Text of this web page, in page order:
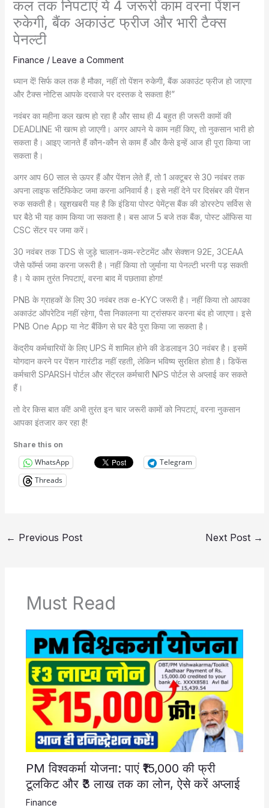
कल तक निपटाएं ये 4 जरूरी काम वरना पेंशन
रुकेगी, बैंक अकाउंट फ्रीज और भारी टैक्स
पेनल्टी
Finance / Leave a Comment
ध्यान दें! सिर्फ कल तक है मौका, नहीं तो पेंशन रुकेगी, बैंक अकाउंट फ्रीज हो जाएगा
और टैक्स नोटिस आपके दरवाजे पर दस्तक दे सकता है!”
नवंबर का महीना कल खत्म हो रहा है और साथ ही 4 बहुत ही जरूरी कामों की
DEADLINE भी खत्म हो जाएगी। अगर आपने ये काम नहीं किए, तो नुकसान भारी हो
सकता है। आइए जानते हैं कौन-कौन से काम हैं और कैसे इन्हें आज ही पूरा किया जा
सकता है।
अगर आप 60 साल से ऊपर हैं और पेंशन लेते हैं, तो 1 अक्टूबर से 30 नवंबर तक
अपना लाइफ सर्टिफिकेट जमा करना अनिवार्य है। इसे नहीं देने पर दिसंबर की पेंशन
रुक सकती है। खुशखबरी यह है कि इंडिया पोस्ट पेमेंट्स बैंक की डोरस्टेप सर्विस से
घर बैठे भी यह काम किया जा सकता है। बस आज 5 बजे तक बैंक, पोस्ट ऑफिस या
CSC सेंटर पर जमा करें।
30 नवंबर तक TDS से जुड़े चालान-कम-स्टेटमेंट और सेक्शन 92E, 3CEAA
जैसे फॉर्म्स जमा करना जरूरी है। नहीं किया तो जुर्माना या पेनल्टी भरनी पड़ सकती
है। ये काम तुरंत निपटाएं, वरना बाद में पछतावा होगा!
PNB के ग्राहकों के लिए 30 नवंबर तक e-KYC जरूरी है। नहीं किया तो आपका
अकाउंट ऑपरेटिव नहीं रहेगा, पैसा निकालना या ट्रांसफर करना बंद हो जाएगा। इसे
PNB One App या नेट बैंकिंग से घर बैठे पूरा किया जा सकता है।
केंद्रीय कर्मचारियों के लिए UPS में शामिल होने की डेडलाइन 30 नवंबर है। इसमें
योगदान करने पर पेंशन गारंटीड नहीं रहती, लेकिन भविष्य सुरक्षित होता है। डिफेंस
कर्मचारी SPARSH पोर्टल और सेंट्रल कर्मचारी NPS पोर्टल से अप्लाई कर सकते
हैं।
तो देर किस बात की! अभी तुरंत इन चार जरूरी कामों को निपटाएं, वरना नुकसान
आपका इंतजार कर रहा है!
Share this on
WhatsApp
Telegram
Threads
← Previous Post Next Post →
Must Read
PM विश्वकर्मा योजना: पाएं ₹15,000 की फ्री
टूलकिट और ₹3 लाख तक का लोन, ऐसे करें अप्लाई
Finance